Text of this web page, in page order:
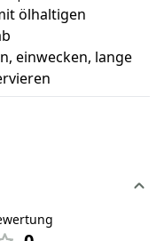
ölhaltigen
einwecken, lange